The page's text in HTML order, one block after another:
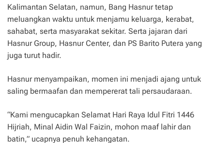
Kalimantan Selatan, namun, Bang Hasnur tetap
meluangkan waktu untuk menjamu keluarga, kerabat,
sahabat, serta masyarakat sekitar. Serta jajaran dari
Hasnur Group, Hasnur Center, dan PS Barito Putera yang
juga turut hadir.
Hasnur menyampaikan, momen ini menjadi ajang untuk
saling bermaafan dan mempererat tali persaudaraan.
“Kami mengucapkan Selamat Hari Raya Idul Fitri 1446
Hijriah, Minal Aidin Wal Faizin, mohon maaf lahir dan
batin,” ucapnya penuh kehangatan.